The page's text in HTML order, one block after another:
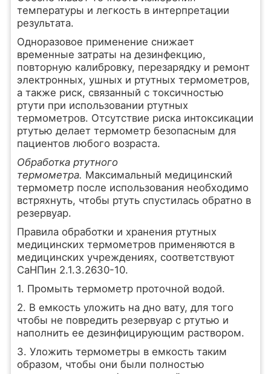
температуры и легкость в интерпретации
результата.
Одноразовое применение снижает
временные затраты на дезинфекцию,
повторную калибровку, перезарядку и ремонт
электронных, ушных и ртутных термометров,
а также риск, связанный с токсичностью
ртути при использовании ртутных
термометров. Отсутствие риска интоксикации
ртутью делает термометр безопасным для
пациентов любого возраста.
Обработка ртутного
термометра. Максимальный медицинский
термометр после использования необходимо
встряхнуть, чтобы ртуть спустилась обратно в
резервуар.
Правила обработки и хранения ртутных
медицинских термометров применяются в
медицинских учреждениях, соответствуют
СаНПин 2.1.3.2630-10.
1. Промыть термометр проточной водой.
2. В емкость уложить на дно вату, для того
чтобы не повредить резервуар с ртутью и
наполнить ее дезинфицирующим раствором.
3. Уложить термометры в емкость таким
образом, чтобы они были полностью